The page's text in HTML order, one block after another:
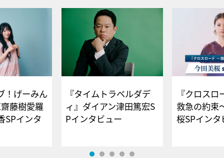
！げーみん
藤樹愛羅
SPインタ
『タイムトラベルダデ
ィ』ダイアン津田篤宏S
Pインタビュー
『クロス
救急の約束
桜SPイ